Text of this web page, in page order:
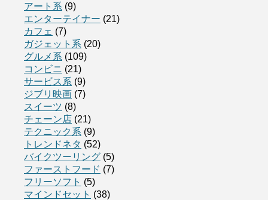
アート系 (9)
エンターテイナー (21)
カフェ (7)
ガジェット系 (20)
グルメ系 (109)
コンビニ (21)
サービス系 (9)
ジブリ映画 (7)
スイーツ (8)
チェーン店 (21)
テクニック系 (9)
トレンドネタ (52)
バイクツーリング (5)
ファーストフード (7)
フリーソフト (5)
マインドセット (38)